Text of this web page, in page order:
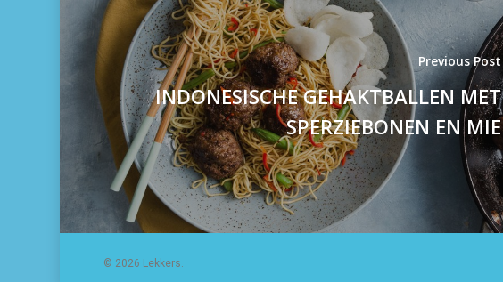
Previous Post
INDONESISCHE GEHAKTBALLEN MET
SPERZIEBONEN EN MIE
© 2026 Lekkers.